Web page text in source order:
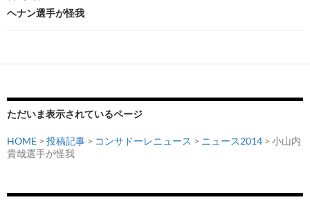
ビ
ゲ
ー
ョ
ン
ヘナン選手が怪我
ただいま表示されているページ
HOME > 投稿記事 > コンサドーレニュース > ニュース2014 > 小山内
貴哉選手が怪我